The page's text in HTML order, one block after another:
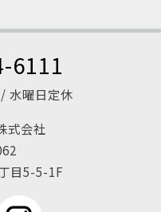
6111
水曜日定休
式会社
目5-5-1F